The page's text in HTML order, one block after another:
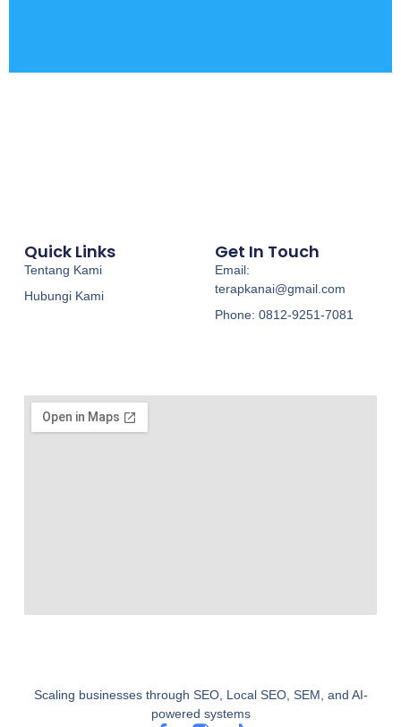
Scaling businesses through SEO, Local SEO, SEM, and AI-
powered systems
Quick Links
Tentang Kami
Hubungi Kami
Get In Touch
Email:
terapkanai@gmail.com
Phone: 0812-9251-7081